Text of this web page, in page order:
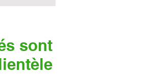
sont